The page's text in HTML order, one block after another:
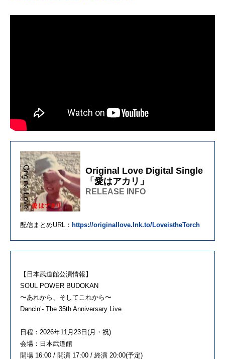
Original Love Digital Single
「愛はアカリ」
RELEASE INFO
配信まとめURL： https://originallove.lnk.to/LoveistheTorch
【日本武道館公演情報】
SOUL POWER BUDOKAN
〜あれから、そしてこれから〜
Dancin’- The 35th Anniversary Live
日程：2026年11月23日(月・祝)
会場：日本武道館
開場 16:00 / 開演 17:00 / 終演 20:00(予定)